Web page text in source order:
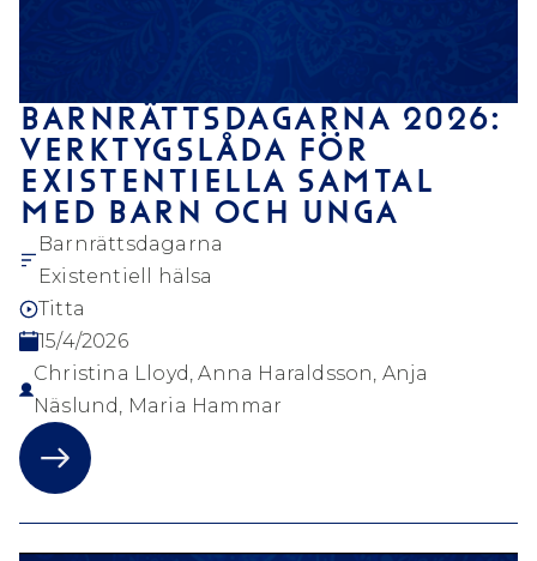
BARNRÄTTSDAGARNA 2026:
VERKTYGSLÅDA FÖR
EXISTENTIELLA SAMTAL
MED BARN OCH UNGA
Barnrättsdagarna
Existentiell hälsa
Titta
15/4/2026
Christina Lloyd, Anna Haraldsson, Anja
Näslund, Maria Hammar